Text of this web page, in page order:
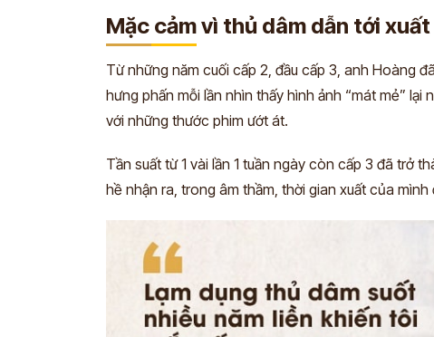
Mặc cảm vì thủ dâm dẫn tới
Từ những năm cuối cấp 2, đầu cấp 3, anh Hoàng
hưng phấn mỗi lần nhìn thấy hình ảnh “mát mẻ”
với những thước phim ướt át.
Tần suất từ 1 vài lần 1 tuần ngày còn cấp 3 đã trở
hề nhận ra, trong âm thầm, thời gian xuất của
Xem chi tiết